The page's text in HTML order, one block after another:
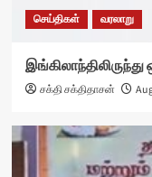
செய்திகள் வரலாறு
இங்கிலாந்திலிருந்து
சக்தி சக்திதாசன்